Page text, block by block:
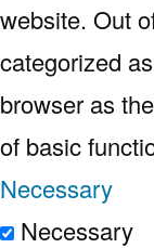
website. Out
categorized
browser as
of basic
Necessary
Necessary